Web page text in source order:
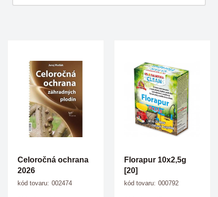
Celoročná ochrana
2026
kód tovaru: 002474
Florapur 10x2,5g
[20]
kód tovaru: 000792